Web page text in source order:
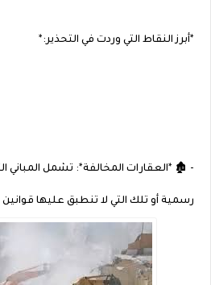
*أبرز النقاط التي وردت في التحذير:*
- 🏚️ *العقارات المخالفة*: تشمل المباني
رسمية أو تلك التي لا تنطبق عليها قوانين